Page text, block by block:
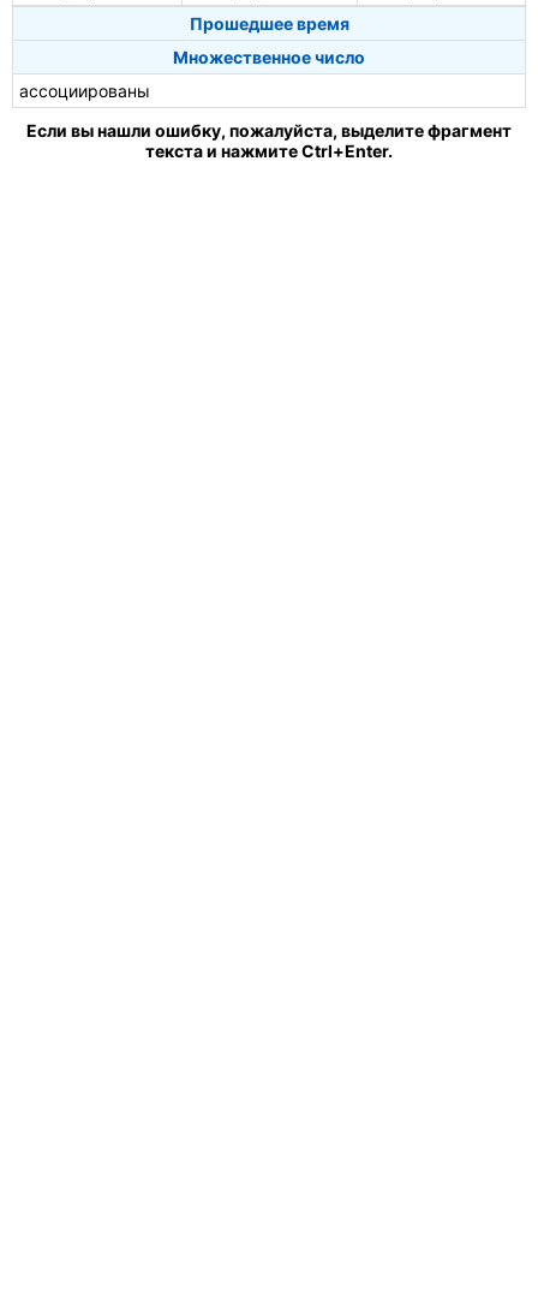
Прошедшее время
Множественное число
ассоциированы
Если вы нашли ошибку, пожалуйста, выделите фрагмент
текста и нажмите Ctrl+Enter.